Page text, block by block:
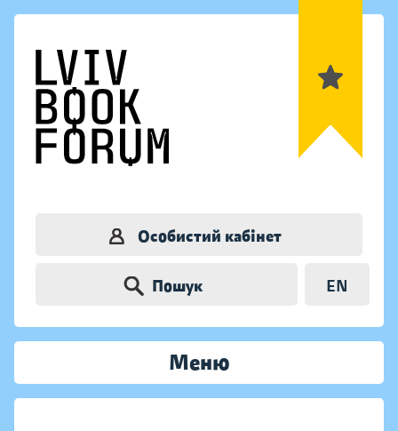
Особистий кабінет
Пошук EN
Меню